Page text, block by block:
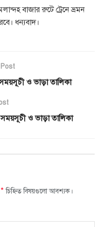
বাজার রুটে ট্রেনে ভ্রমন
ধন্যবাদ।
ও ভাড়া তালিকা
সময়সূচী ও ভাড়া তালিকা
* চিহ্নিত বিষয়গুলো আবশ্যক।